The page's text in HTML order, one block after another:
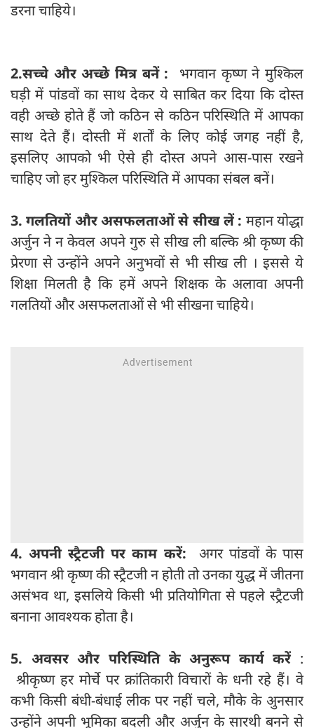
डरना चाहिये।
2.सच्चे और अच्छे मित्र बनें : भगवान कृष्ण ने मुश्किल
घड़ी में पांडवों का साथ देकर ये साबित कर दिया कि दोस्त
वही अच्छे होते हैं जो कठिन से कठिन परिस्थिति में आपका
साथ देते हैं। दोस्ती में शर्तों के लिए कोई जगह नहीं है,
इसलिए आपको भी ऐसे ही दोस्त अपने आस-पास रखने
चाहिए जो हर मुश्किल परिस्थिति में आपका संबल बनें।
3.गलतियों औरअसफलताओंसे सीख लें : महान योद्धा
अर्जुन ने न केवल अपने गुरु से सीख ली बल्कि श्री कृष्ण की
प्रेरणा से उन्होंने अपने अनुभवों से भी सीख ली । इससे ये
शिक्षा मिलती है कि हमें अपने शिक्षक के अलावा अपनी
गलतियों और असफलताओं से भी सीखना चाहिये।
4.अपनीस्ट्रैटजी पर काम करें:
अगर पांडवों के पास
भगवान श्री कृष्ण की स्ट्रैटजी न होती तो उनका युद्ध में जीतना
असंभव था, इसलिये किसी भी प्रतियोगिता से पहले स्ट्रैटजी
बनाना आवश्यक होता है।
5. अवसर और परिस्थिति के अनुरूप कार्य करें:
श्रीकृष्ण हर मोर्चे पर क्रांतिकारी विचारों के धनी रहे हैं। वे
कभी किसी बंधी-बंधाई लीक पर नहीं चले, मौके के अुनसार
उन्होंने अपनी भूमिका बदली और अर्जुन के सारथी बनने से